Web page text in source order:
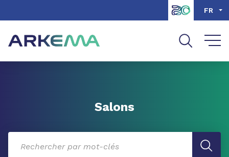
Aller à la recherche
FR
Salons